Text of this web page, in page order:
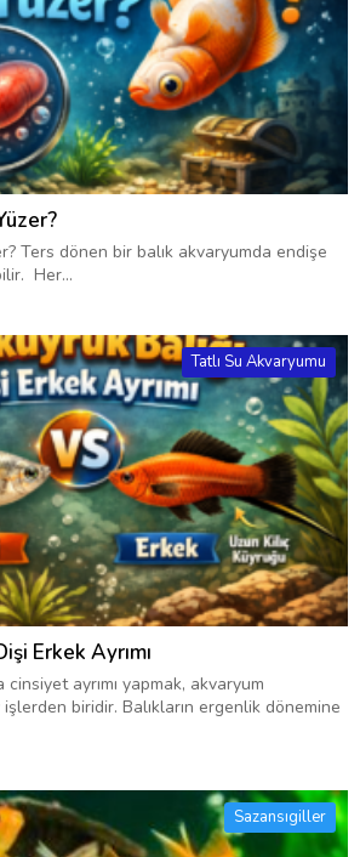
Ters dönen bir balık akvaryumda endişe
Her...
Tatlı Su Akvaryumu
Erkek Ayrımı
cinsiyet ayrımı yapmak, akvaryum
biridir. Balıkların ergenlik dönemine
Sazansıgiller